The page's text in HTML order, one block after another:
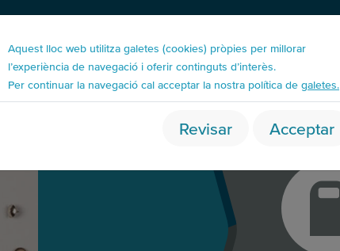
resta
Aquest lloc web utilitza galetes (cookies) pròpies per millorar
l’experiència de navegació i oferir continguts d’interès.
Per continuar la navegació cal acceptar la nostra política de galetes.
Revisar Acceptar